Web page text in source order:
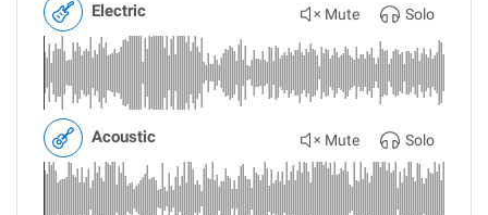
Electric Mute Solo
Acoustic Mute Solo